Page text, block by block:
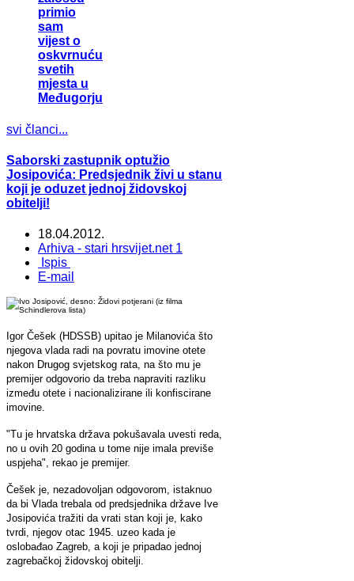
primio
sam
vijest o
oskvrnuću
svetih
mjesta u
Međugorju
svi članci...
Saborski zastupnik optužio
Josipovića: Predsjednik živi u stanu
koji je oduzet jednoj židovskoj
obitelji!
18.04.2012.
Arhiva - stari hrsvijet.net 1
Ispis
E-mail
Igor Češek (HDSSB) upitao je Milanovića što
njegova vlada radi na povratu imovine otete
nakon Drugog svjetskog rata, na što mu je
premijer odgovorio da treba napraviti razliku
između otete i nacionalizirane ili konfiscirane
imovine.
"Tu je hrvatska država pokušavala uvesti reda,
no u ovih 20 godina u tome nije imala previše
uspjeha", rekao je premijer.
Češek je, nezadovoljan odgovorom, istaknuo
da bi Vlada trebala od predsjednika države Ive
Josipovića tražiti da vrati stan koji je, kako
tvrdi, njegov otac 1945. uzeo kada je
oslobađao Zagreb, a koji je pripadao jednoj
zagrebačkoj židovskoj obitelji.